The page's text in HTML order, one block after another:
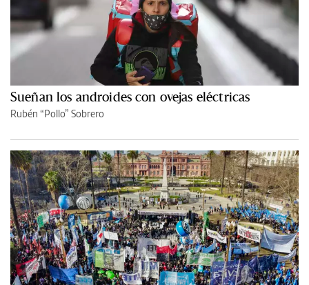
Sueñan los androides con ovejas eléctricas
Rubén “Pollo” Sobrero